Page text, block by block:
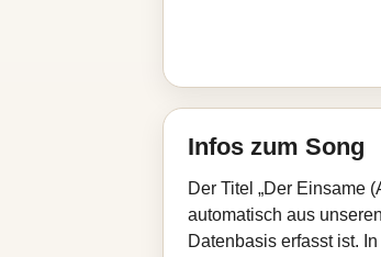
Infos zum Song
Der Titel „Der Einsame
automatisch aus
Datenbasis erfasst ist.